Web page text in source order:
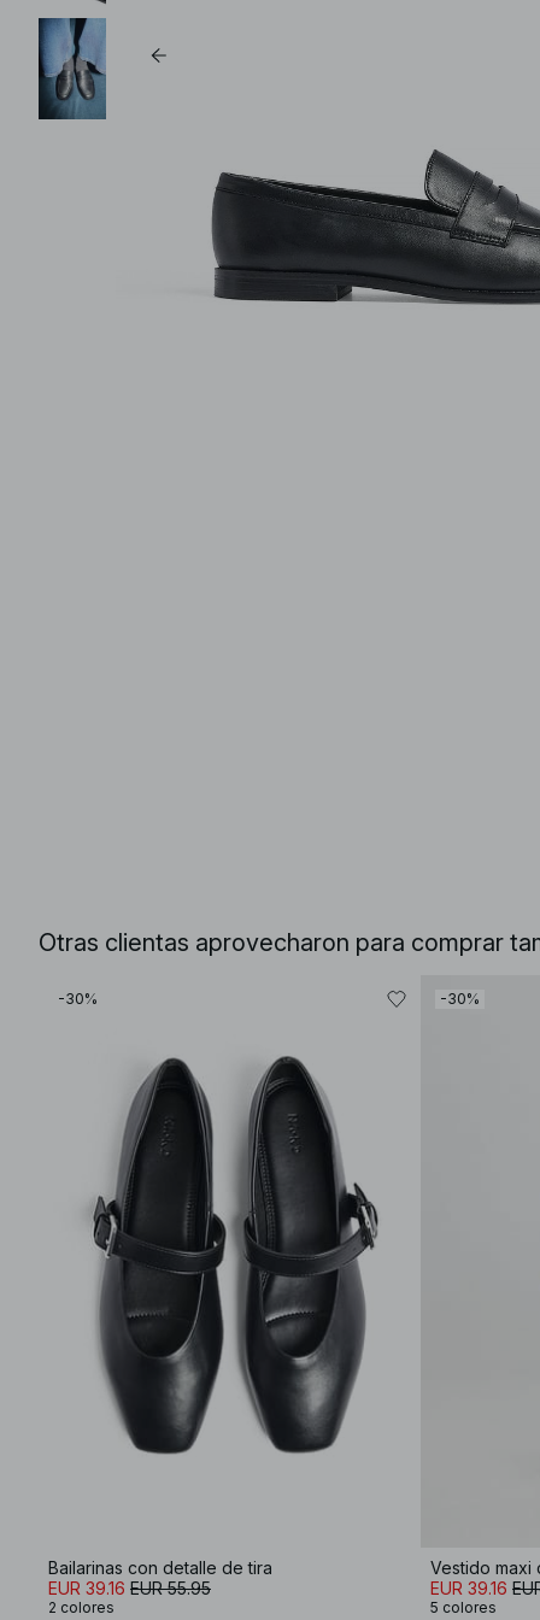
Otras clientas aprovecharon para comprar
-30%
Bailarinas con detalle de tira
EUR 39.16 EUR 55.95
2 colores
-30%
Vestido maxi
EUR 39.16
5 colores